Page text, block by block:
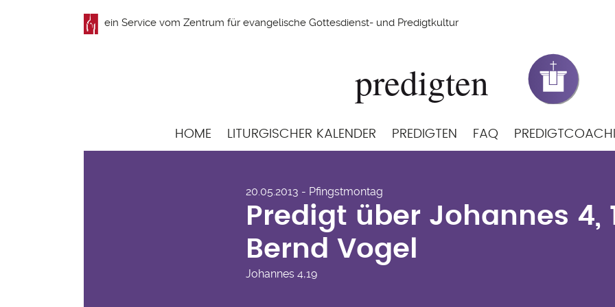
ein Service vom Zentrum für evangelische Gottesdienst- und Predigtkultur
Hauptnavigation
HOME LITURGISCHER KALENDER PREDIGTEN FAQ
Bernd Vogel
20.05.2013 - Pfingstmontag
Predigt über Johannes 4,
Bernd Vogel
Johannes 4,19